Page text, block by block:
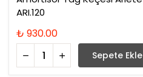
ARI.120
₺ 930.00
Sepete Ekle